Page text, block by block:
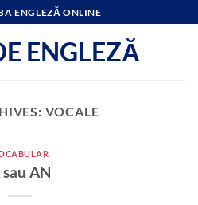
ENGLEZĂ ONLINE
ENGLEZĂ
VOCALE
sau AN